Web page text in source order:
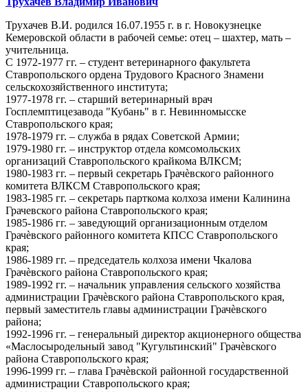
Трухачев В.И. родился 16.07.1955 г. в г. Новокузнецке
Кемеровской области в рабочей семье: отец – шахтер, мать –
учительница.
С 1972-1977 гг. – студент ветеринарного факультета
Ставропольского ордена Трудового Красного Знамени
сельскохозяйственного института;
1977-1978 гг. – старший ветеринарный врач
Госплемптицезавода "Кубань" в г. Невинномысске
Ставропольского края;
1978-1979 гг. – служба в рядах Советской Армии;
1979-1980 гг. – инструктор отдела комсомольских
организаций Ставропольского крайкома ВЛКСМ;
1980-1983 гг. – первый секретарь Грачѐвского районного
комитета ВЛКСМ Ставропольского края;
1983-1985 гг. – секретарь парткома колхоза имени Калинина
Грачевского района Ставропольского края;
1985-1986 гг. – заведующий организационным отделом
Грачѐвского районного комитета КПСС Ставропольского
края;
1986-1989 гг. – председатель колхоза имени Чкалова
Грачѐвского района Ставропольского края;
1989-1992 гг. – начальник управления сельского хозяйства
администрации Грачѐвского района Ставропольского края,
первый заместитель главы администрации Грачѐвского
района;
1992-1996 гг. – генеральный директор акционерного общества
«Маслосыродельный завод "Кугультинский" Грачѐвского
района Ставропольского края;
1996-1999 гг. – глава Грачѐвской районной государственной
администрации Ставропольского края;